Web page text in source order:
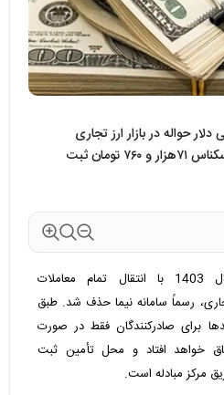
حواله در بازار ارز تجاری
۶۹هزار و ۶۷۰ تومان و دلار اسکناس ۷۱هزار و ۷۶۰ تومان ثبت
از اول بهمن‌ماه سال 1403 با انتقال تمام معاملات
تجاری، رسماً سامانه نیما حذف شد. طبق
برای صادرکنندگان فقط در صورت
خواهد افتاد و محل تأمین ثبت
مرکز مبادله است.